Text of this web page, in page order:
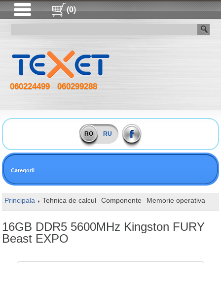
(0)
060224499 060299288
RO RU
Categorii
Principala Tehnica de calcul Componente Memorie operativa
16GB DDR5 5600MHz Kingston FURY
Beast EXPO